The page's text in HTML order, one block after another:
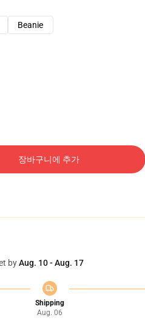
Beanie
장바구니에 추가
byAug. 10 - Aug. 17
Shipping
Aug. 06